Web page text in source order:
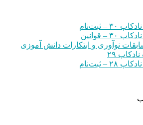
نوآوری و ابتکارات دانش آموزی
۲۹